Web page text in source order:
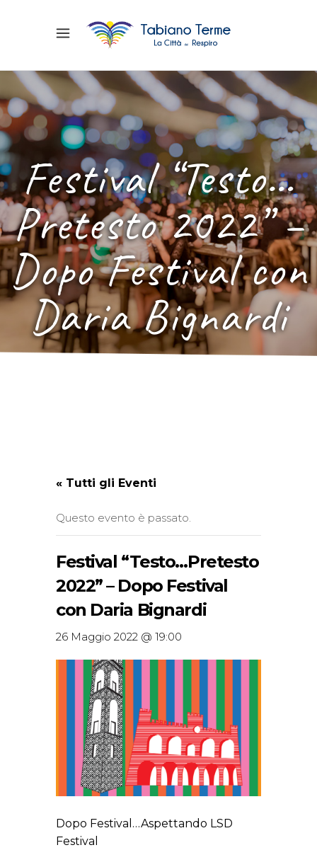
Festival “Testo…
Pretesto 2022” –
Dopo Festival con
Daria Bignardi
« Tutti gli Eventi
Questo evento è passato.
Festival “Testo…Pretesto
2022” – Dopo Festival
con Daria Bignardi
26 Maggio 2022 @ 19:00
Dopo Festival…Aspettando LSD
Festival